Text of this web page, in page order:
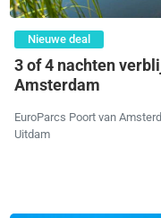
Nieuwe deal
3 of 4 nachten
Amsterdam
EuroParcs Poort van
Uitdam